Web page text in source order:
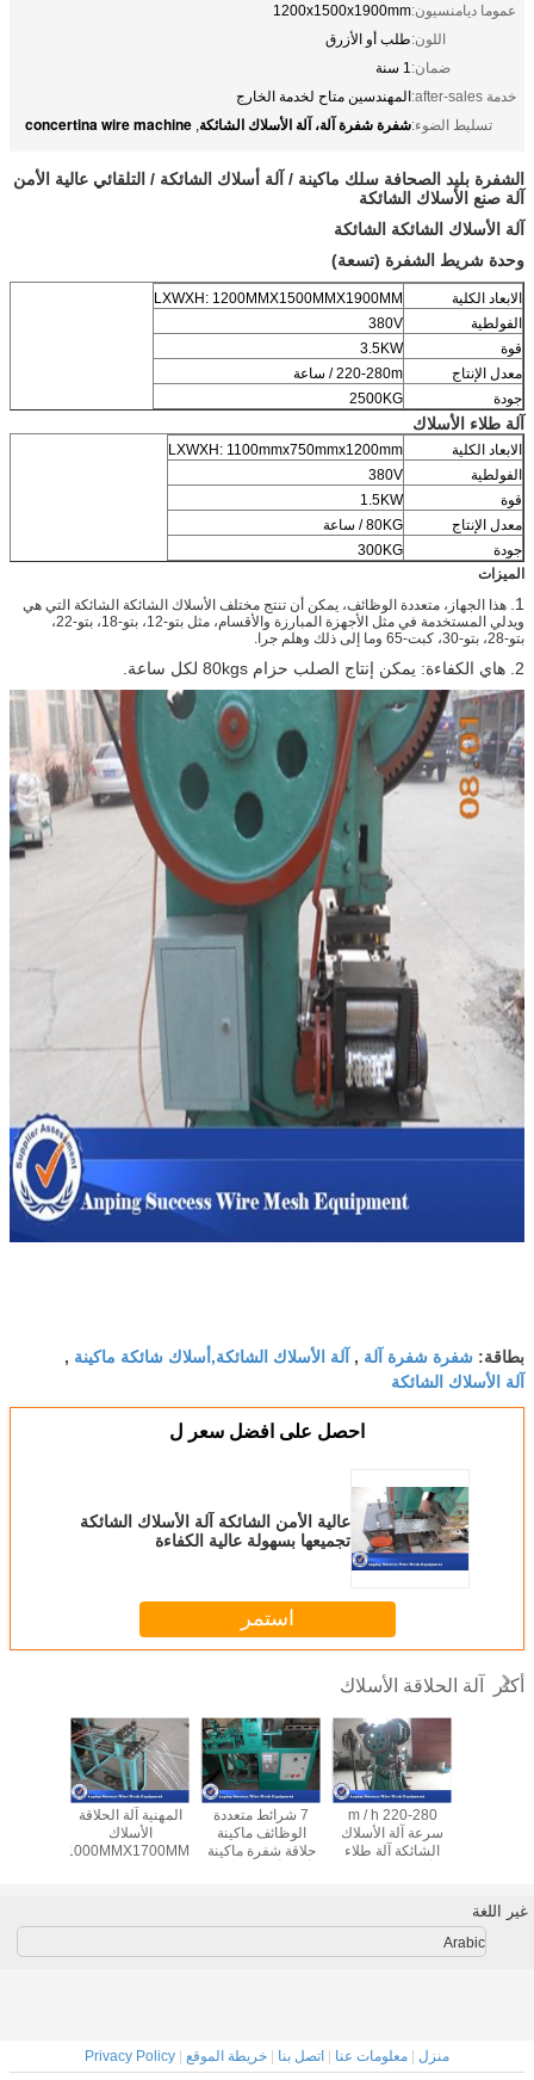
عموما ديامنسيون:1200x1500x1900mm
اللون:طلب أو الأزرق
ضمان:1 سنة
خدمة after-sales:
المهندسين متاح لخدمة الخارج
تسليط الضوء:شفرة شفرة آلة، آلة الأسلاك الشائكة,
concertina wire machine
الشفرة بليد الصحافة سلك ماكينة / آلة أسلاك الشائكة / التلقائي عالية الأمن
آلة صنع الأسلاك الشائكة
آلة الأسلاك الشائكة الشائكة
وحدة شريط الشفرة (تسعة)
الابعاد الكلية
LXWXH: 1200MMX1500MMX1900MM
الفولطية
380V
قوة
3.5KW
معدل الإنتاج
220-280m / ساعة
جودة
2500KG
آلة طلاء الأسلاك
الابعاد الكلية
LXWXH: 1100mmx750mmx1200mm
الفولطية
380V
قوة
1.5KW
معدل الإنتاج
80KG / ساعة
جودة
300KG
الميزات
1. هذا الجهاز، متعددة الوظائف، يمكن أن تنتج مختلف الأسلاك الشائكة الشائكة التي هي
ويدلي المستخدمة في مثل الأجهزة المبارزة والأقسام، مثل بتو-12، بتو-18، بتو-22،
بتو-28، بتو-30، كبت-65 وما إلى ذلك وهلم جرا.
2. هاي الكفاءة: يمكن إنتاج الصلب حزام 80kgs لكل ساعة.
بطاقة: شفرة شفرة آلة , آلة الأسلاك الشائكة,أسلاك شائكة ماكينة ,
آلة الأسلاك الشائكة
احصل على افضل سعر ل
عالية الأمن الشائكة آلة الأسلاك الشائكة
تجميعها بسهولة عالية الكفاءة
استمر
أكثر آلة الحلاقة الأسلاك
المهنية آلة الحلاقة
الأسلاك
7 شرائط متعددة
الوظائف ماكينة
حلاقة شفرة ماكينة
220-280 m / h
سرعة آلة الأسلاك
الشائكة آلة طلاء
غير اللغة
Arabic
منزل | معلومات عنا | اتصل بنا | خريطة الموقع |
Privacy Policy